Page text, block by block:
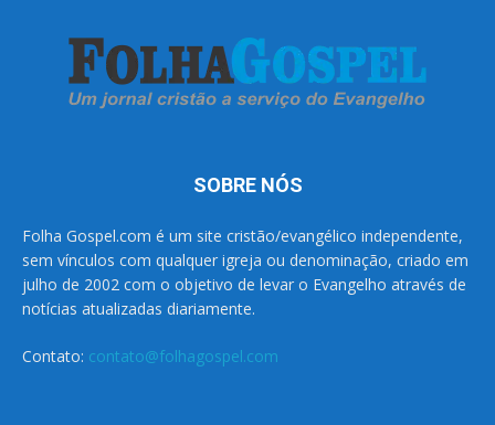
SOBRE NÓS
Folha Gospel.com é um site cristão/evangélico independente,
sem vínculos com qualquer igreja ou denominação, criado em
julho de 2002 com o objetivo de levar o Evangelho através de
notícias atualizadas diariamente.
Contato: contato@folhagospel.com